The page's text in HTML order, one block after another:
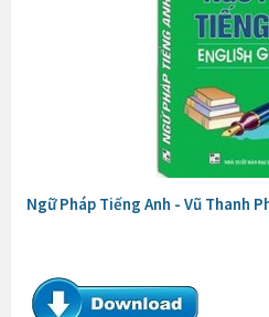
Ngữ Pháp Tiếng Anh - Vũ Thanh